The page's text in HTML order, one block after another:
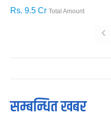
Rs. 9.5 Cr Total Amount
‹
सम्बन्धित खबर